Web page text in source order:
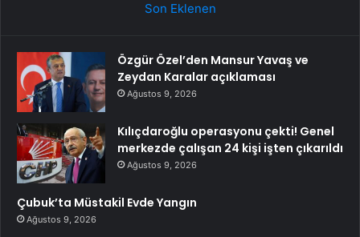
Son Eklenen
Özgür Özel’den Mansur Yavaş ve
Zeydan Karalar açıklaması
Ağustos 9, 2026
Kılıçdaroğlu operasyonu çekti! Genel
merkezde çalışan 24 kişi işten çıkarıldı
Ağustos 9, 2026
Çubuk’ta Müstakil Evde Yangın
Ağustos 9, 2026